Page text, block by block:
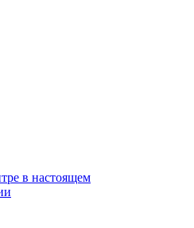
в настоящем